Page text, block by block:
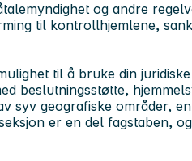
og andre
til kontrollhjemlene,
til å bruke din
beslutningsstøtte,
syv geografiske områder,
er en del fagstaben,